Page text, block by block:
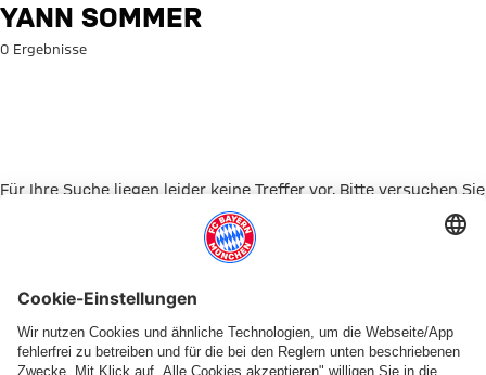
Suche: Yann Sommer
YANN SOMMER
0 Ergebnisse
Für Ihre Suche liegen leider keine Treffer vor. Bitte versuchen Sie
Zur Startseite